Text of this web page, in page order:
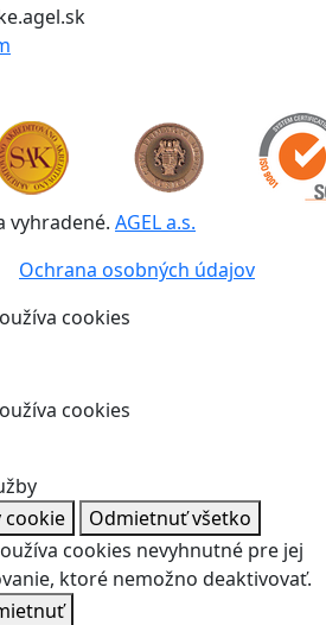
vyhradené. AGEL a.s.
Ochrana osobných údajov
cookies
cookies
cookie
Odmietnuť všetko
cookies nevyhnutné pre jej
ktoré nemožno deaktivovať.